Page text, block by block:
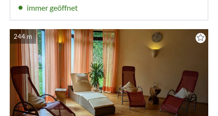
immer geöffnet
244 m